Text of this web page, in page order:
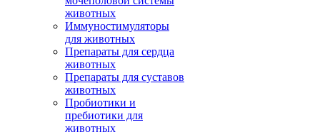
животных
Иммуностимуляторы
для животных
Препараты для сердца
животных
Препараты для суставов
животных
Пробиотики и
пребиотики для
животных